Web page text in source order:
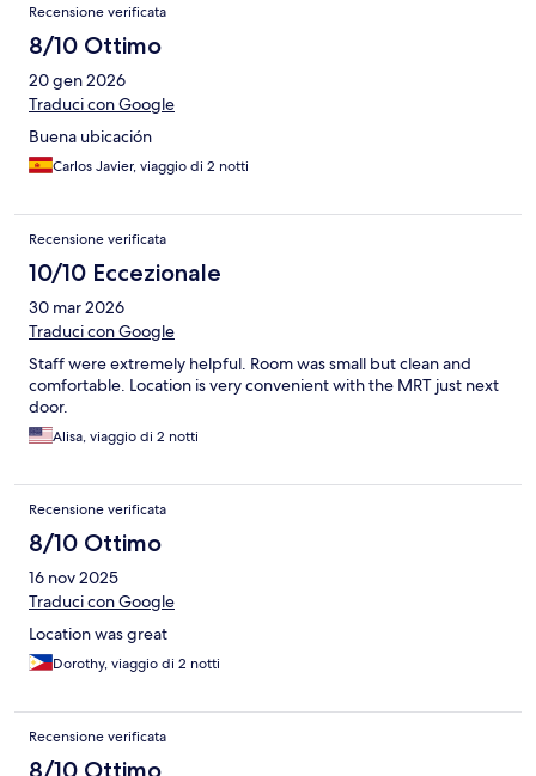
Recensione verificata
8/10 Ottimo
20 gen 2026
Traduci con Google
Buena ubicación
Carlos Javier, viaggio di 2 notti
Recensione verificata
10/10 Eccezionale
30 mar 2026
Traduci con Google
Staff were extremely helpful. Room was small but clean and
comfortable. Location is very convenient with the MRT just next
door.
Alisa, viaggio di 2 notti
Recensione verificata
8/10 Ottimo
16 nov 2025
Traduci con Google
Location was great
Dorothy, viaggio di 2 notti
Recensione verificata